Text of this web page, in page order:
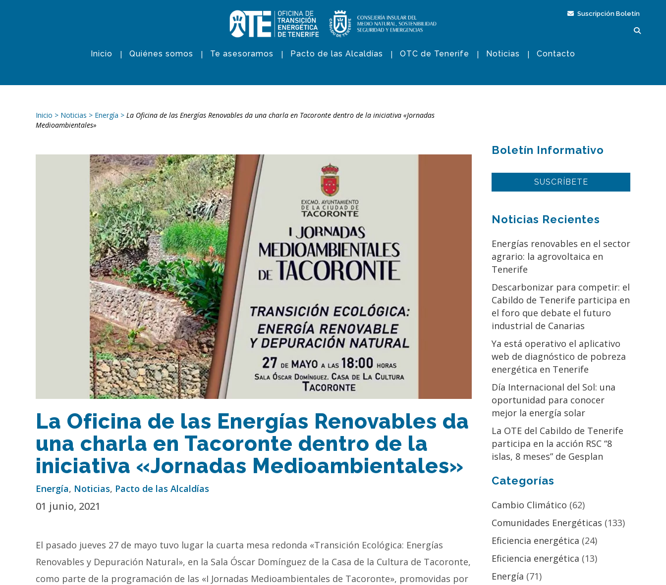
Suscripción Boletín
Inicio Quiénes somos Te asesoramos Pacto de las Alcaldías OTC de Tenerife Noticias Contacto
Inicio > Noticias > Energía > La Oficina de las Energías Renovables da una charla en Tacoronte dentro de la iniciativa «Jornadas
Medioambientales»
La Oficina de las Energías Renovables da
una charla en Tacoronte dentro de la
iniciativa «Jornadas Medioambientales»
Energía, Noticias, Pacto de las Alcaldías
01 junio, 2021
El pasado jueves 27 de mayo tuvo lugar la cuarta mesa redonda «Transición Ecológica: Energías
Renovables y Depuración Natural», en la Sala Óscar Domínguez de la Casa de la Cultura de Tacoronte,
como parte de la programación de las «I Jornadas Medioambientales de Tacoronte», promovidas por
Boletín Informativo
SUSCRÍBETE
Noticias Recientes
Energías renovables en el sector
agrario: la agrovoltaica en
Tenerife
Descarbonizar para competir: el
Cabildo de Tenerife participa en
el foro que debate el futuro
industrial de Canarias
Ya está operativo el aplicativo
web de diagnóstico de pobreza
energética en Tenerife
Día Internacional del Sol: una
oportunidad para conocer
mejor la energía solar
La OTE del Cabildo de Tenerife
participa en la acción RSC “8
islas, 8 meses” de Gesplan
Categorías
Cambio Climático (62)
Comunidades Energéticas (133)
Eficiencia energética (24)
Eficiencia energética (13)
Energía (71)